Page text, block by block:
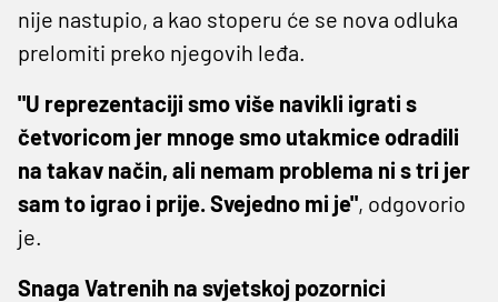
nije nastupio, a kao stoperu će se nova odluka
prelomiti preko njegovih leđa.
"U reprezentaciji smo više navikli igrati s
četvoricom jer mnoge smo utakmice odradili
na takav način, ali nemam problema ni s tri jer
sam to igrao i prije. Svejedno mi je", odgovorio
je.
Snaga Vatrenih na svjetskoj pozornici